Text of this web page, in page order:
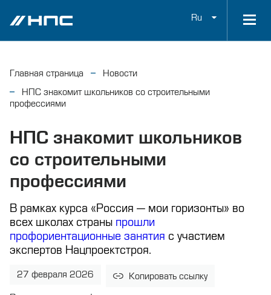
Ru
Главная страница
Новости
НПС знакомит школьников со строительными
профессиями
НПС знакомит школьников
со строительными
профессиями
В рамках курса «Россия — мои горизонты» во
всех школах страны прошли
профориентационные занятия с участием
экспертов Нацпроектстроя.
27 февраля 2026 Копировать ссылку